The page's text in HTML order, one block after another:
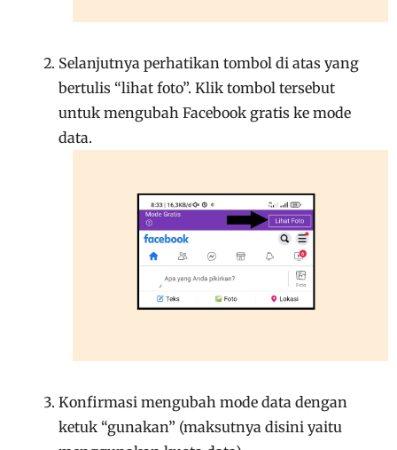
Selanjutnya perhatikan tombol di atas yang
bertulis “lihat foto”. Klik tombol tersebut
untuk mengubah Facebook gratis ke mode
data.
Konfirmasi mengubah mode data dengan
ketuk “gunakan” (maksutnya disini yaitu